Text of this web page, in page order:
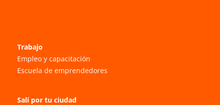
Trabajo
Empleo y capacitación
Escuela de emprendedores
Salí por tu ciudad